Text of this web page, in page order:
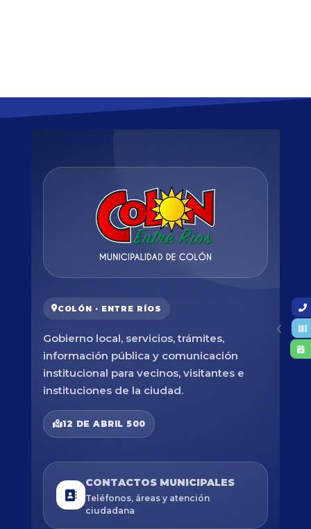
COLÓN · ENTRE RÍOS
Gobierno local, servicios, trámites,
información pública y comunicación
institucional para vecinos, visitantes e
instituciones de la ciudad.
12 DE ABRIL 500
CONTACTOS MUNICIPALES
Teléfonos, áreas y atención
ciudadana